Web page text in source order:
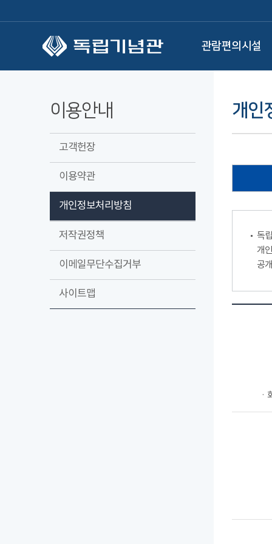
관람편의시설
이용안내
고객헌장
이용약관
개인정보처리방침
저작권정책
이메일무단수집거부
사이트맵
개인
독
개
공
ㆍ